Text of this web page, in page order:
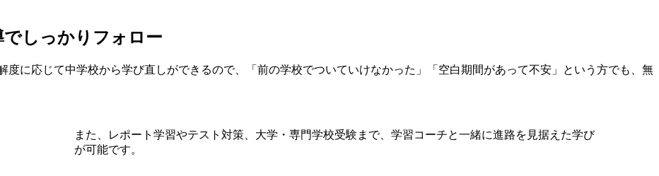
でしっかりフォロー
に応じて中学校から学び直しができるので、「前の学校でついていけなかった」「空白期間があって不安」という方でも、無
また、レポート学習やテスト対策、大学・専門学校受験まで、学習コーチと一緒に進路を見据えた学び
が可能です。